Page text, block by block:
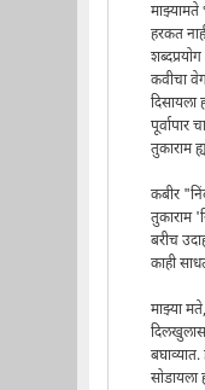
माझ्यामते
हरकत
कवीचा
तुकाराम
कबीर
तुकाराम
बरीच
काही
माझ्या
दिलखुलास
सोडायला